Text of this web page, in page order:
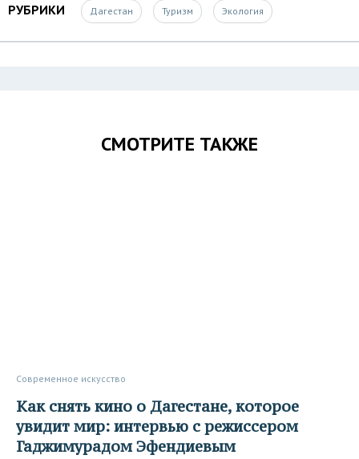
РУБРИКИ Дагестан Туризм Экология
СМОТРИТЕ ТАКЖЕ
Современное искусство
Как снять кино о Дагестане, которое
увидит мир: интервью с режиссером
Гаджимурадом Эфендиевым